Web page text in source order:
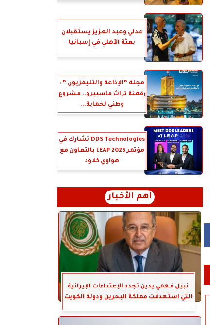
عدلي وعبد العزيز يستقبلان
بعثة الأهلي في إسبانيا
مجلة ”الإذاعة والتليفزيون ” :
رقمنة تراث ماسبيرو.. مشروع
وطني لحماية...
DDS Technologies تشارك في
مؤتمر LEAP 2026 بالتعاون مع
هواوي كلاود
أهم الأخبار
نبيل فهمي يدين تجدد الإعتداءات الإيرانية
التي استهدفت مملكة البحرين ودولة الكويت